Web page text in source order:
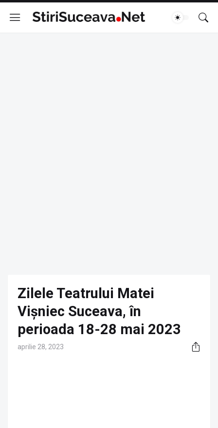
Zilele Teatrului Matei
Vișniec Suceava, în
perioada 18-28 mai 2023
aprilie 28, 2023